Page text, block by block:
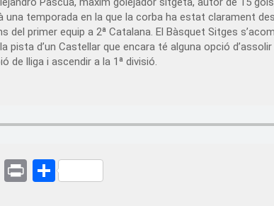
una temporada en la que la corba ha estat clarament
del primer equip a 2ª Catalana. El Bàsquet Sitges
pista d’un Castellar que encara té alguna opció
de lliga i ascendir a la 1ª divisió.
WhatsApp
PrintShare